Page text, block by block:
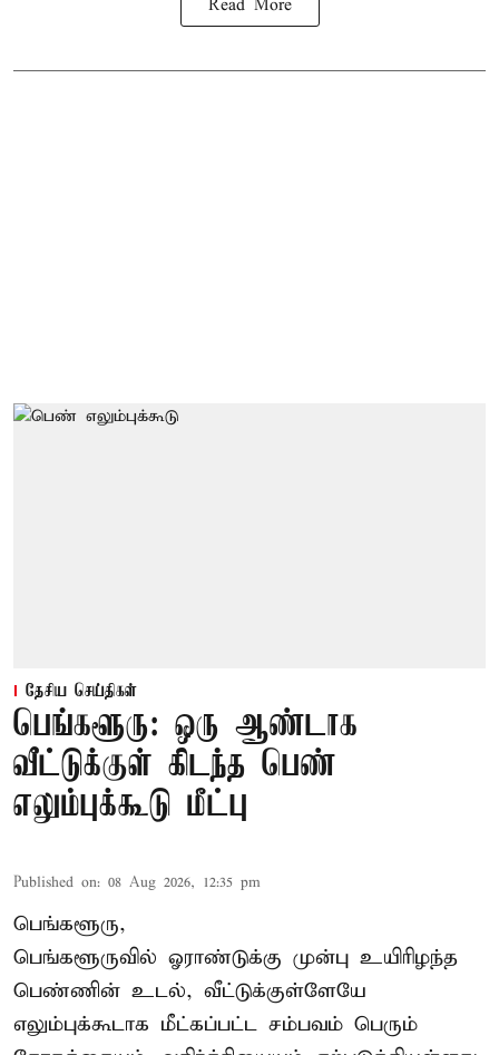
Read More
தேசிய செய்திகள்
பெங்களூரு: ஒரு ஆண்டாக
வீட்டுக்குள் கிடந்த பெண்
எலும்புக்கூடு மீட்பு
Published on: 08 Aug 2026, 12:35 pm
பெங்களூரு,
பெங்களூருவில் ஓராண்டுக்கு முன்பு உயிரிழந்த
பெண்ணின் உடல், வீட்டுக்குள்ளேயே
எலும்புக்கூடாக மீட்கப்பட்ட சம்பவம் பெரும்